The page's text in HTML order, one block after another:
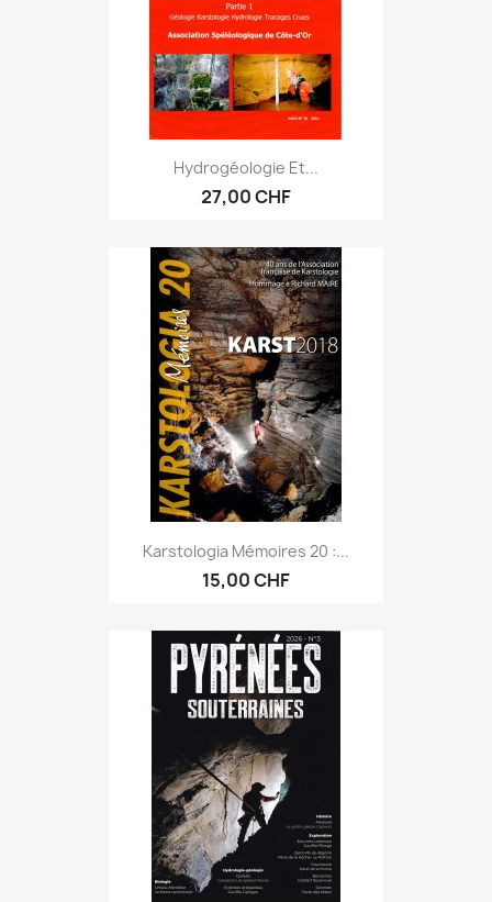
Hydrogéologie Et...
27,00 CHF
Karstologia Mémoires 20 :...
15,00 CHF